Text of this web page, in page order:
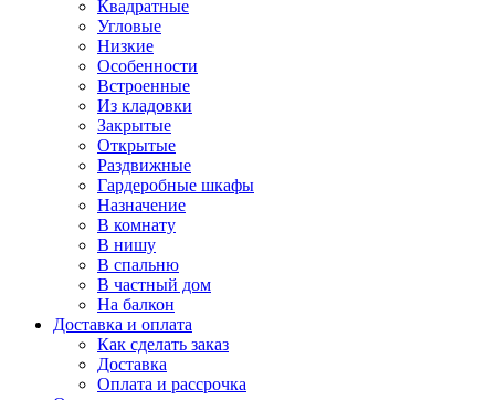
Квадратные
Угловые
Низкие
Особенности
Встроенные
Из кладовки
Закрытые
Открытые
Раздвижные
Гардеробные шкафы
Назначение
В комнату
В нишу
В спальню
В частный дом
На балкон
Доставка и оплата
Как сделать заказ
Доставка
Оплата и рассрочка